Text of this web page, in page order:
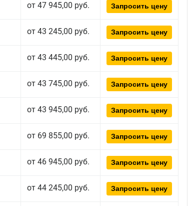
от 47 945,00 руб. Запросить цену
от 43 245,00 руб. Запросить цену
от 43 445,00 руб. Запросить цену
от 43 745,00 руб. Запросить цену
от 43 945,00 руб. Запросить цену
от 69 855,00 руб. Запросить цену
от 46 945,00 руб. Запросить цену
от 44 245,00 руб. Запросить цену